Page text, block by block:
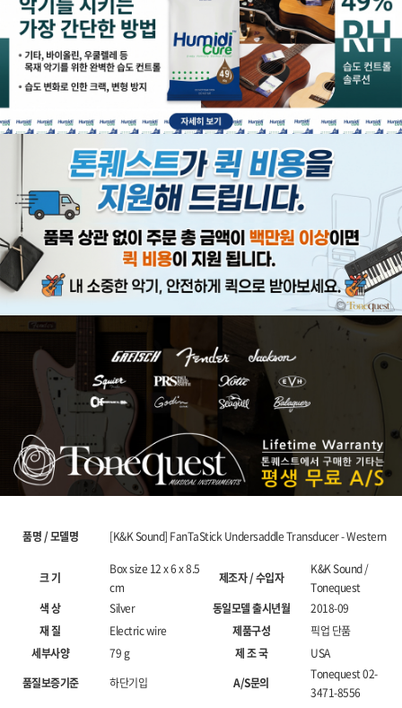
품명 / 모델명 [K&K Sound] FanTaStick Undersaddle Transducer - Western
크 기
Box size 12 x 6 x 8.5
cm
제조자 / 수입자
K&K Sound /
Tonequest
색 상
Silver 동일모델 출시년월
2018-09
재 질
Electric wire 제품구성
픽업 단품
세부사양
79 g 제 조 국
USA
품질보증기준
하단기입 A/S문의
Tonequest 02-
3471-8556